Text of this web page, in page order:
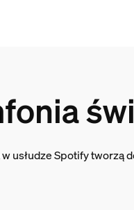
Spotify tworzą